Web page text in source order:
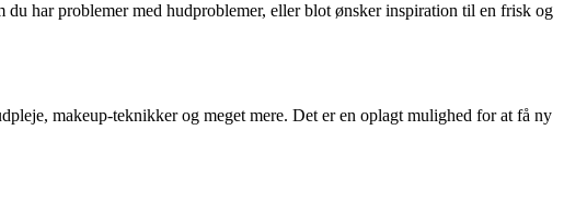
har problemer med hudproblemer, eller blot ønsker inspiration til en frisk og
makeup-teknikker og meget mere. Det er en oplagt mulighed for at få ny